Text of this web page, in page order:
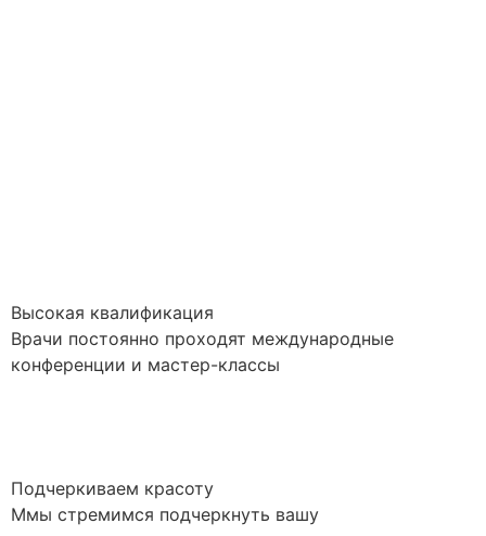
Высокая квалификация
Врачи постоянно проходят международные
конференции и мастер-классы
Подчеркиваем красоту
Ммы стремимся подчеркнуть вашу